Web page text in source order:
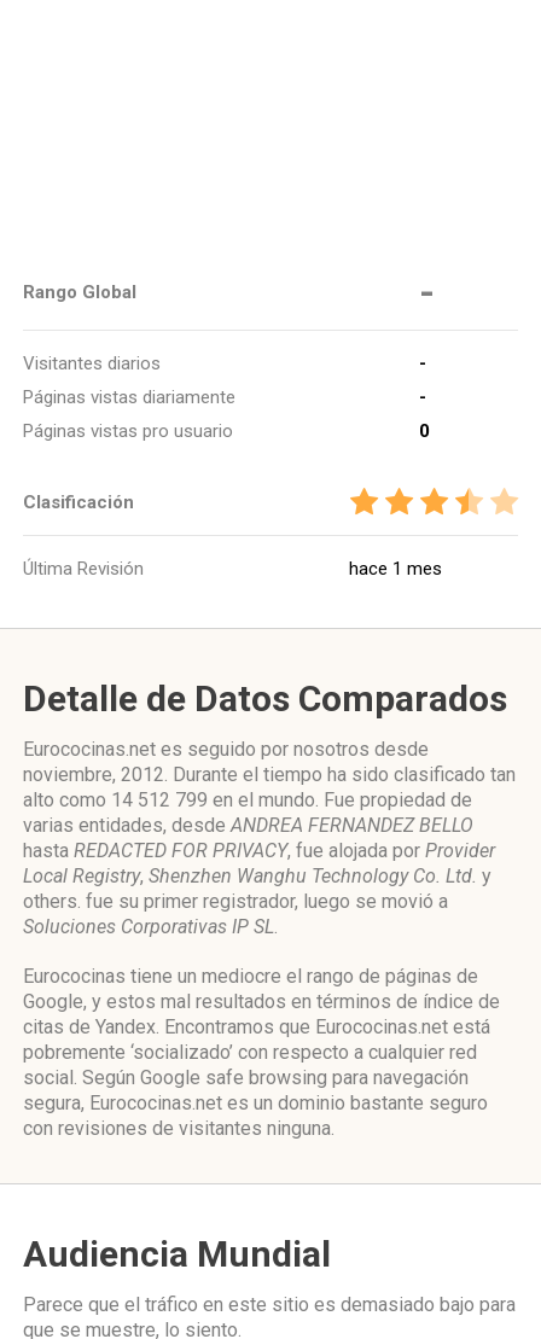
Rango Global -
Visitantes diarios
-
Páginas vistas diariamente
-
Páginas vistas pro usuario
0
Clasificación
Última Revisión hace 1 mes
Detalle de Datos Comparados
Eurococinas.net es seguido por nosotros desde
noviembre, 2012. Durante el tiempo ha sido clasificado tan
alto como 14 512 799 en el mundo. Fue propiedad de
varias entidades, desdeANDREA FERNANDEZ BELLO
hasta REDACTED FOR PRIVACY, fue alojada por Provider
Local Registry, Shenzhen Wanghu Technology Co. Ltd. y
others. fue su primer registrador, luego se movió a
Soluciones Corporativas IP SL.
Eurococinas tiene un mediocre el rango de páginas de
Google, y estos mal resultados en términos de índice de
citas de Yandex. Encontramos que Eurococinas.net está
pobremente ‘socializado’ con respecto a cualquier red
social. Según Google safe browsing para navegación
segura, Eurococinas.net es un dominio bastante seguro
con revisiones de visitantes ninguna.
Audiencia Mundial
Parece que el tráfico en este sitio es demasiado bajo para
que se muestre, lo siento.